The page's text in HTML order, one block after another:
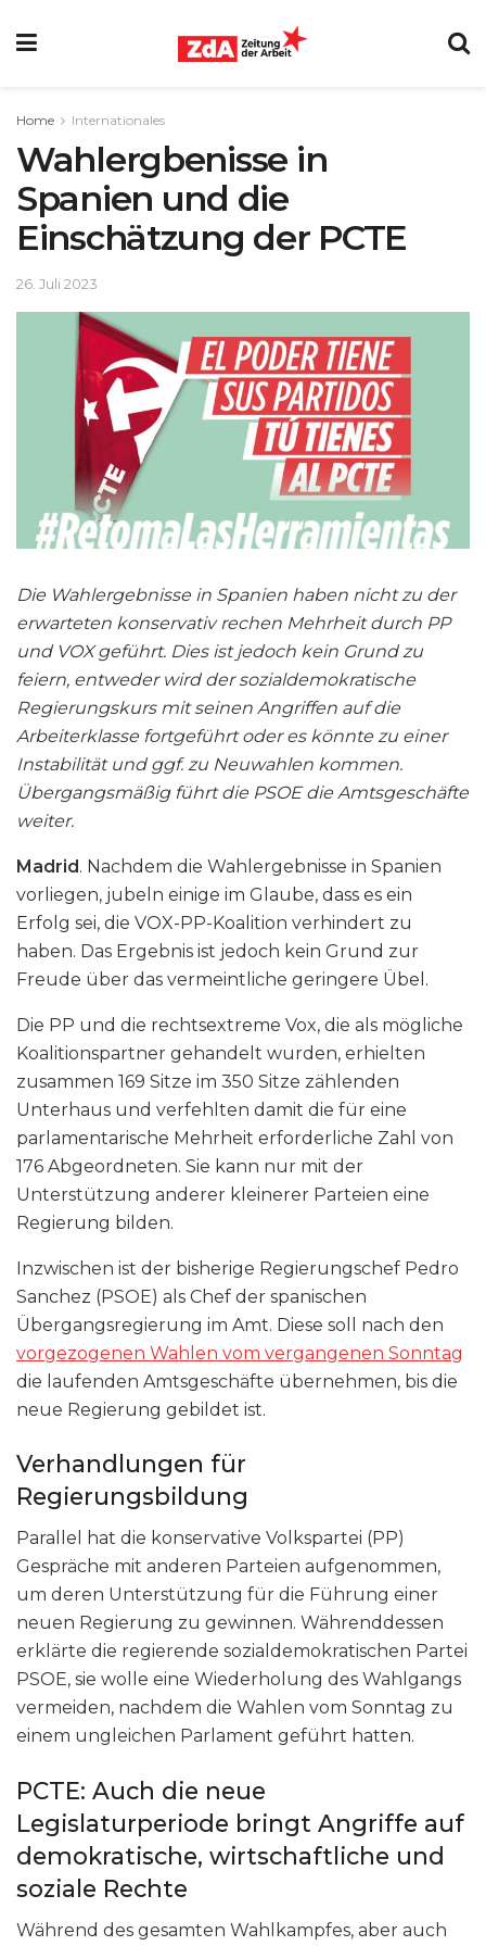
Home Internationales
Wahlergbenisse in
Spanien und die
Einschätzung der PCTE
26. Juli 2023
Die Wahlergebnisse in Spanien haben nicht zu der
erwarteten konservativ rechen Mehrheit durch PP
und VOX geführt. Dies ist jedoch kein Grund zu
feiern, entweder wird der sozialdemokratische
Regierungskurs mit seinen Angriffen auf die
Arbeiterklasse fortgeführt oder es könnte zu einer
Instabilität und ggf. zu Neuwahlen kommen.
Übergangsmäßig führt die PSOE die Amtsgeschäfte
weiter.
Madrid. Nachdem die Wahlergebnisse in Spanien
vorliegen, jubeln einige im Glaube, dass es ein
Erfolg sei, die VOX-PP-Koalition verhindert zu
haben. Das Ergebnis ist jedoch kein Grund zur
Freude über das vermeintliche geringere Übel.
Die PP und die rechtsextreme Vox, die als mögliche
Koalitionspartner gehandelt wurden, erhielten
zusammen 169 Sitze im 350 Sitze zählenden
Unterhaus und verfehlten damit die für eine
parlamentarische Mehrheit erforderliche Zahl von
176 Abgeordneten. Sie kann nur mit der
Unterstützung anderer kleinerer Parteien eine
Regierung bilden.
Inzwischen ist der bisherige Regierungschef Pedro
Sanchez (PSOE) als Chef der spanischen
Übergangsregierung im Amt. Diese soll nach den
vorgezogenen Wahlen vom vergangenen Sonntag
die laufenden Amtsgeschäfte übernehmen, bis die
neue Regierung gebildet ist.
Verhandlungen für
Regierungsbildung
Parallel hat die konservative Volkspartei (PP)
Gespräche mit anderen Parteien aufgenommen,
um deren Unterstützung für die Führung einer
neuen Regierung zu gewinnen. Währenddessen
erklärte die regierende sozialdemokratischen Partei
PSOE, sie wolle eine Wiederholung des Wahlgangs
vermeiden, nachdem die Wahlen vom Sonntag zu
einem ungleichen Parlament geführt hatten.
PCTE: Auch die neue
Legislaturperiode bringt Angriffe auf
demokratische, wirtschaftliche und
soziale Rechte
Während des gesamten Wahlkampfes, aber auch